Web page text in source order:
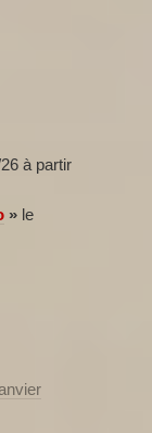
à partir
» le